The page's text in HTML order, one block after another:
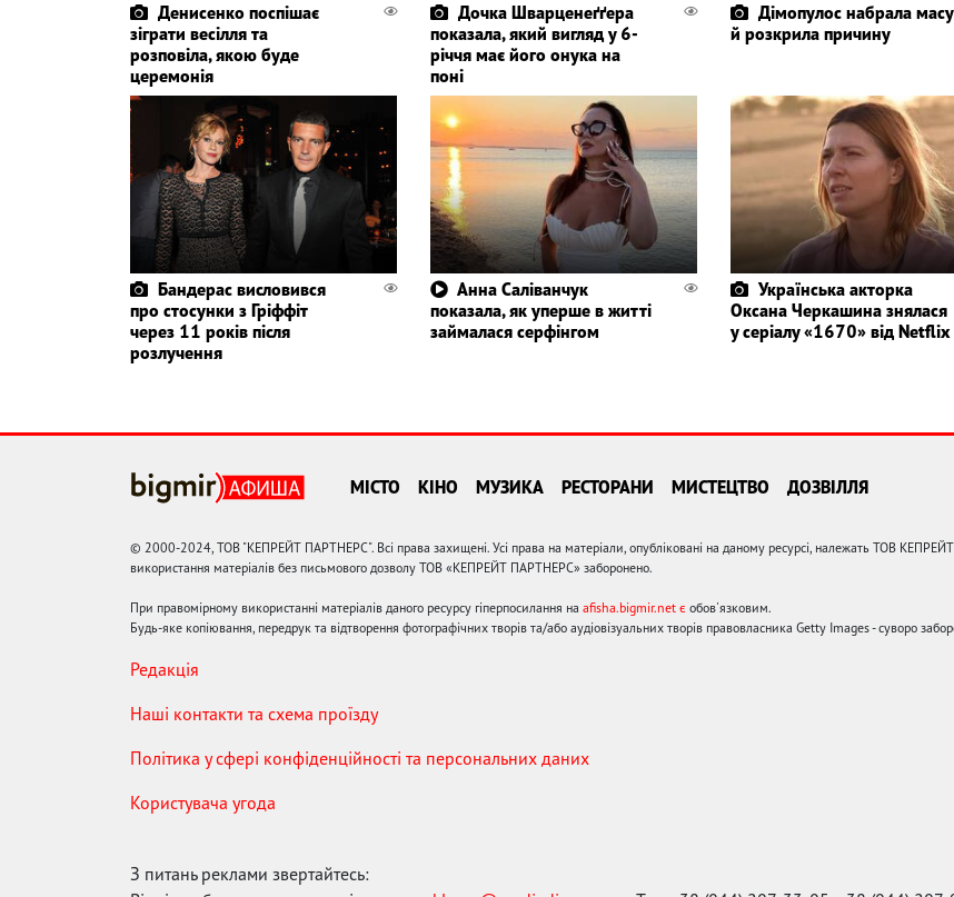
Денисенко поспішає
зіграти весілля та
розповіла, якою буде
церемонія
Дочка Шварценеґґера
показала, який вигляд у 6-
річчя має його онука на
поні
Дімопулос набрала масу
й розкрила причину
Бандерас висловився
про стосунки з Гріффіт
через 11 років після
розлучення
Анна Саліванчук
показала, як уперше в житті
займалася серфінгом
Українська акторка
Оксана Черкашина знялася
у серіалу «1670» від Netflix
МІСТО КІНО МУЗИКА РЕСТОРАНИ МИСТЕЦТВО ДОЗВІЛЛЯ
© 2000-2024, ТОВ "КЕПРЕЙТ ПАРТНЕРС". Всі права захищені. Усі права на матеріали, опубліковані на даному ресурсі, належать ТОВ
використання матеріалів без письмового дозволу ТОВ «КЕПРЕЙТ ПАРТНЕРС» заборонено.
При правомірному використанні матеріалів даного ресурсу гіперпосилання на afisha.bigmir.net є обов'язковим.
Будь-яке копіювання, передрук та відтворення фотографічних творів та/або аудіовізуальних творів правовласника Getty Images - суворо
Редакція
Наші контакти та схема проїзду
Політика у сфері конфіденційності та персональних даних
Користувача угода
З питань реклами звертайтесь: